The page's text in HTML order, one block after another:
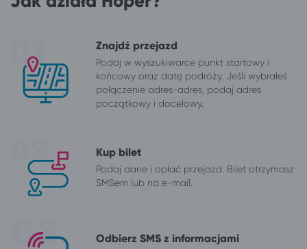
Znajdź przejazd
Podaj w wyszukiwarce punkt startowy i
końcowy oraz datę podróży. Jeśli wybrałeś
połączenie adres-adres, podaj adres
początkowy i docelowy.
Kup bilet
Podaj dane i opłać przejazd. Bilet otrzymasz
SMSem lub na e-mail.
Odbierz SMS z informacjami